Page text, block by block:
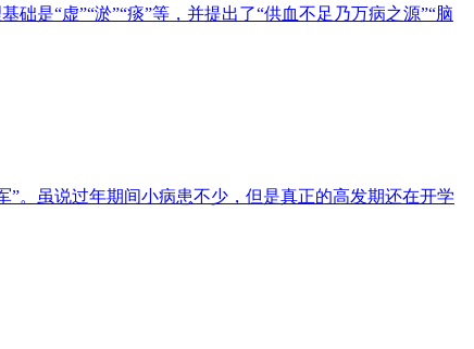
是“虚”“淤”“痰”等，并提出了“供血不足乃万病之源”“脑
。虽说过年期间小病患不少，但是真正的高发期还在开学